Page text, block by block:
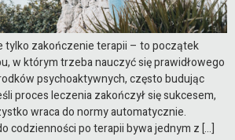
tylko zakończenie terapii – to początek
w którym trzeba nauczyć się prawidłowego
psychoaktywnych, często budując
proces leczenia zakończył się sukcesem,
wraca do normy automatycznie.
codzienności po terapii bywa jednym z […]